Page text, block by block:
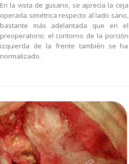
En la vista de gusano, se aprecia la ceja
operada simétrica respecto al lado sano,
bastante más adelantada que en el
preoperatorio; el contorno de la porción
izquierda de la frente también se ha
normalizado.